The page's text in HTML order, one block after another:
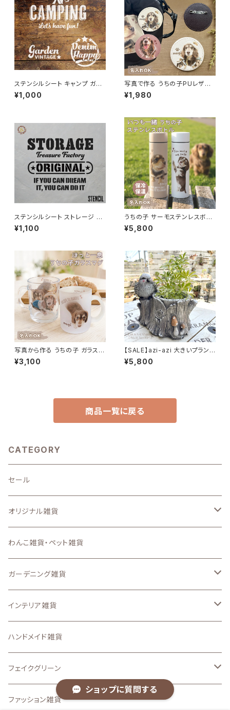
ショップに質問する
ステンシルシート キャンプ ガー
デン デニムハッピー 「CAMPIN
G・Garden・ Happy 3種セッ
¥1,000
写真で作る うちの子PUレザー
バッジ（名入れ無料）
¥1,980
ステンシルシート ストレージ S
TORAGE / オリジナル DIY ハ
ンドメイド 手作り ハンドクラフ
¥1,100
うちの子 サーモステンレスボト
ル 370ml 名入れ無料 送料無
料名入れ無料 送料無料
¥5,800
写真から作る うちの子 ガラスマ
グカップ プ 名入れ無料
¥3,100
【SALE】azi-azi 大きいプランタ
ー とりと切り株プランター 送料
無料
¥5,800
商品一覧に戻る
CATEGORY
セール
オリジナル雑貨
キーホルダー
ステンシルシート
スマートフォンケース、iPadケース
ステッカー
アイロンプリントシート
その他のオリジナル雑貨
わんこ雑貨・ペット雑貨
ガーデニング雑貨
なし
ガーデン ピック
置物・オーナメント
.etcガーデン雑貨
インテリア雑貨
収納・インテリア用品
壁面、ハンギング雑貨
マット、マルチカバー
ハンドメイド雑貨
フェイクグリーン
ドライフラワー
ファッション雑貨